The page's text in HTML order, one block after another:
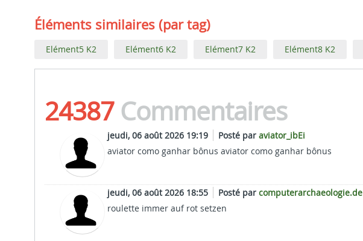
Éléments similaires (par tag)
Elément5 K2 Elément6 K2 Elément7 K2 Elément8 K2
24387 Commentaires
jeudi, 06 août 2026 19:19 Posté par aviator_ibEi
aviator como ganhar bônus aviator como ganhar bônus
jeudi, 06 août 2026 18:55 Posté par computerarchaeologie.de
roulette immer auf rot setzen